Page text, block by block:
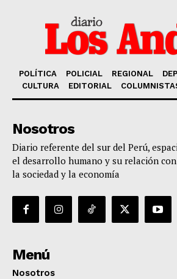
POLÍTICA POLICIAL REGIONAL
CULTURA
EDITORIAL
Nosotros
Diario referente del sur del Perú,
el desarrollo humano y su relación
la sociedad y la economía
Menú
Nosotros